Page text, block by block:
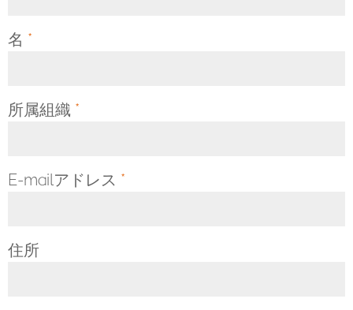
名 *
所属組織 *
E-mailアドレス *
住所